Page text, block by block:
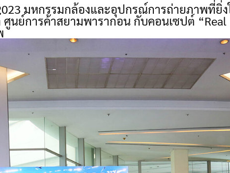
มหกรรมกล้องและอุปกรณ์การถ่ายภาพที่ยิ่
ย์การค้าสยามพารากอน กับคอนเซปต์ “Real